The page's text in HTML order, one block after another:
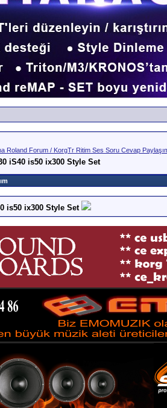
Roland Forum / KorgTr Ritim Ses Soru Cevap
iS40 is50 ix300 Style Set
is50 ix300 Style Set